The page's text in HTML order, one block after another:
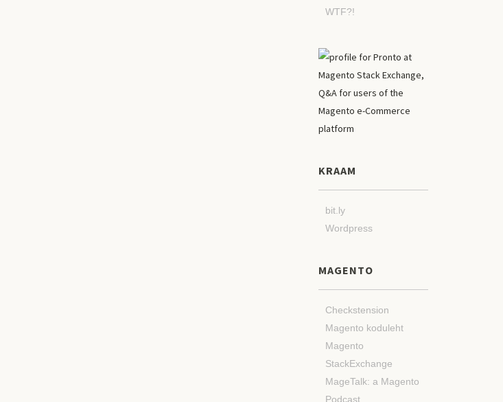
WTF?!
KRAAM
bit.ly
Wordpress
MAGENTO
Checkstension
Magento koduleht
Magento
StackExchange
MageTalk: a Magento
Podcast